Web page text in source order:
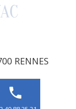
RENNES
phone